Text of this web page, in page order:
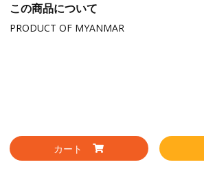
この商品について
PRODUCT OF MYANMAR
カート